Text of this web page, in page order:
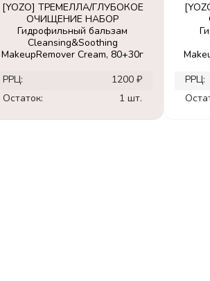
[YOZO] ТРЕМЕЛЛА/ГЛУБОКОЕ
ОЧИЩЕНИЕ НАБОР
Гидрофильный бальзам
Cleansing&Soothing
MakeupRemover Cream, 80+30г
РРЦ:
1200 ₽
Остаток:
1 шт.
РРЦ: